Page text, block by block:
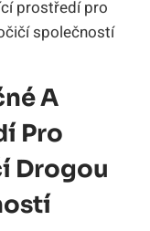
⁤a
Pro
Drogou